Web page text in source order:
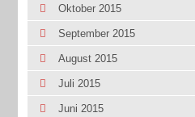
Oktober 2015
September 2015
August 2015
Juli 2015
Juni 2015